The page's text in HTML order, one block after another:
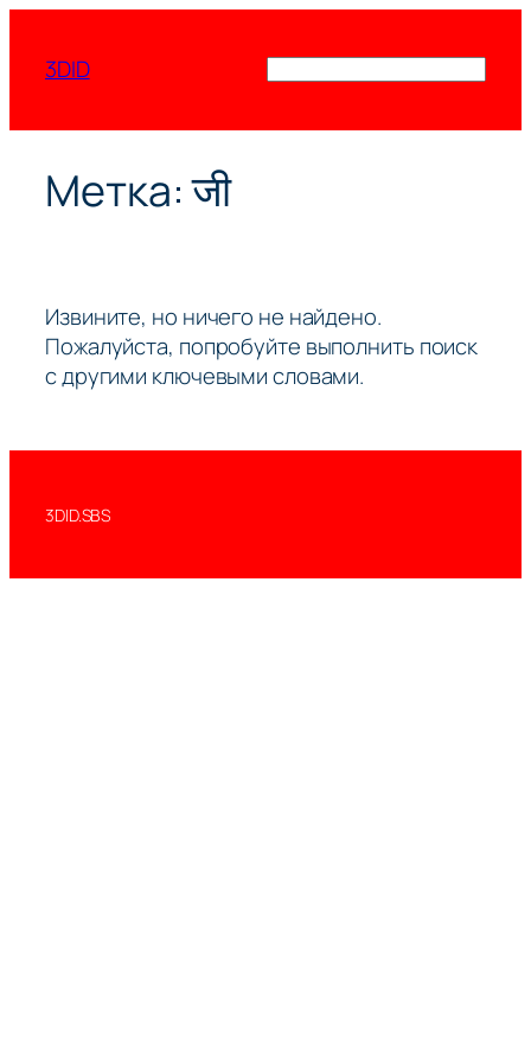
содержимому
3DID
Метка:जी
Извините, но ничего не найдено.
Пожалуйста, попробуйте выполнить поиск
с другими ключевыми словами.
3DID.SBS